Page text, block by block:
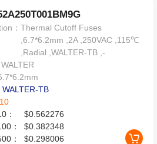
：Thermal Cutoff Fuses
,6.7*6.2mm ,2A ,250VAC ,115℃
,Radial ,WALTER-TB ,-
WALTER
WALTER-TB
10
：
$0.562276
：
$0.382348
：
$0.298006